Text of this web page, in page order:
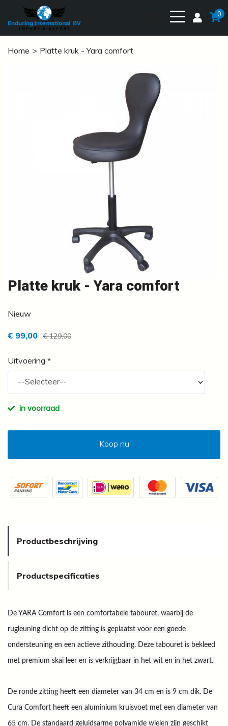
0
Home Platte kruk - Yara comfort
Platte kruk - Yara comfort
Nieuw
€ 99,00 € 129,00
Uitvoering *
in voorraad
Koop nu
Productbeschrijving
Productspecificaties
De YARA Comfort is een comfortabele tabouret, waarbij de
rugleuning dicht op de zitting is geplaatst voor een goede
ondersteuning en een actieve zithouding. Deze tabouret is bekleed
met premium skai leer en is verkrijgbaar in het wit en in het zwart.
De ronde zitting heeft een diameter van 34 cm en is 9 cm dik. De
Cura Comfort heeft een aluminium kruisvoet met een diameter van
65 cm. De standaard geluidsarme polyamide wielen zijn geschikt